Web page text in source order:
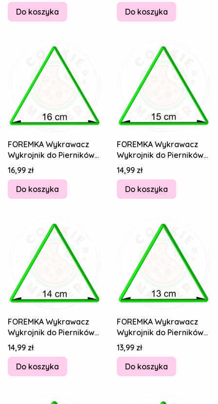
Do koszyka
Do koszyka
FOREMKA Wykrawacz
Wykrojnik do Pierników
Figury geometryczne -
TRÓJKĄT 16cm
Cena
16,99 zł
Do koszyka
FOREMKA Wykrawacz
Wykrojnik do Pierników
Figury geometryczne -
TRÓJKĄT 15cm
Cena
14,99 zł
Do koszyka
FOREMKA Wykrawacz
Wykrojnik do Pierników
Figury geometryczne -
TRÓJKĄT 14cm
Cena
14,99 zł
Do koszyka
FOREMKA Wykrawacz
Wykrojnik do Pierników
Figury geometryczne -
TRÓJKĄT 13cm
Cena
13,99 zł
Do koszyka